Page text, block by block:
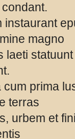
instaurant
magno
laeti
cum prima
terras
urbem et